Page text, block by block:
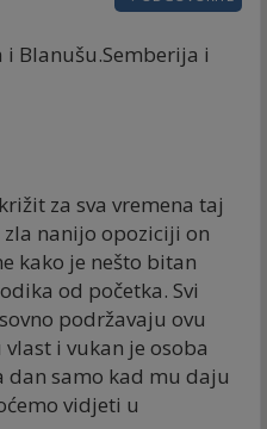
i Blanušu.Semberija i
za sva vremena taj
nanijo opoziciji on
kako je nešto bitan
od početka. Svi
podržavaju ovu
i vukan je osoba
dan samo kad mu daju
vidjeti u